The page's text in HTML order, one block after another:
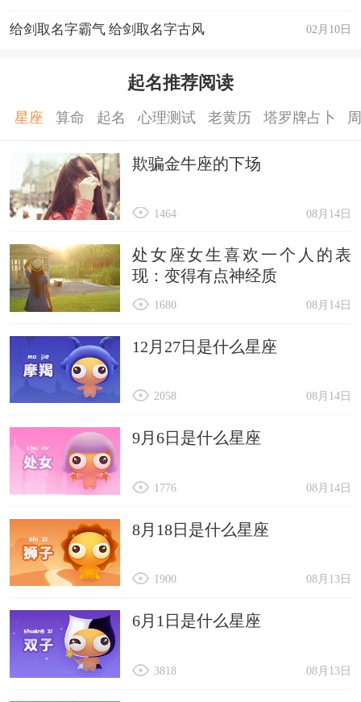
02月10日
给剑取名字霸气 给剑取名字古风
起名推荐阅读
星座 算命 起名 心理测试 老黄历 塔罗牌占卜
欺骗金牛座的下场
08月14日
1464
处女座女生喜欢一个人的表
现：变得有点神经质
08月14日
1680
12月27日是什么星座
08月14日
2058
9月6日是什么星座
08月14日
1776
8月18日是什么星座
08月13日
1900
6月1日是什么星座
08月13日
3818